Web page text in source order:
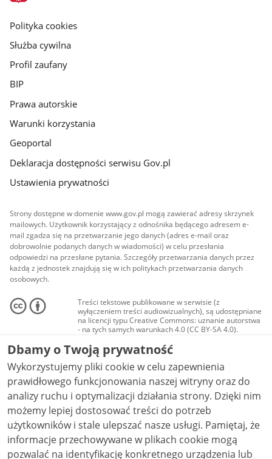
gov.pl
Polityka cookies
Służba cywilna
Profil zaufany
BIP
Prawa autorskie
Warunki korzystania
Geoportal
Deklaracja dostępności serwisu Gov.pl
Ustawienia prywatności
Strony dostępne w domenie www.gov.pl mogą zawierać adresy skrzynek
mailowych. Użytkownik korzystający z odnośnika będącego adresem e-
mail zgadza się na przetwarzanie jego danych (adres e-mail oraz
dobrowolnie podanych danych w wiadomości) w celu przesłania
odpowiedzi na przesłane pytania. Szczegóły przetwarzania danych przez
każdą z jednostek znajdują się w ich politykach przetwarzania danych
osobowych.
Treści tekstowe publikowane w serwisie (z
wyłączeniem treści audiowizualnych), są udostępniane
na licencji typu Creative Commons: uznanie autorstwa
- na tych samych warunkach 4.0 (CC BY-SA 4.0).
Materiały audiowizualne, w tym zdjęcia, materiały
audio i wideo, są udostępniane na licencji typu
Creative Commons: uznanie autorstwa użycie
niekomercyjne - bez utworów zależnych 4.0 (CC BY-
NC-ND 4.0), o ile nie jest to stwierdzone inaczej.
Dbamy o Twoją prywatność
Wykorzystujemy pliki cookie w celu zapewnienia
prawidłowego funkcjonowania naszej witryny oraz do
analizy ruchu i optymalizacji działania strony. Dzięki nim
możemy lepiej dostosować treści do potrzeb
użytkowników i stale ulepszać nasze usługi. Pamiętaj, że
informacje przechowywane w plikach cookie mogą
pozwalać na identyfikację konkretnego urządzenia lub